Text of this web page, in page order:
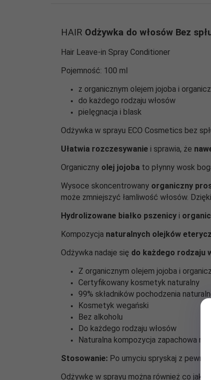
HAIR Odżywka do włosów Bez
Hair Leave-in Spray Conditioner
Pojemność: 100 ml
z organicznym olejem jojoba i
do każdego rodzaju włosów
pielęgnacja i blask
Odżywka w sprayu ECO Cosmetics bez
Ułatwia rozczesywanie i sprawia, że ​​
Organiczny olej jojoba to płynny wosk
Wysoce skoncentrowany organiczny
może zmniejszyć łamliwość włosów.
Hydrolizowane białko pszenicy i
Kompozycja naturalnych olejków
Odżywka nadaje się do każdego rodzaju
Z organicznym olejem jojoba i
Certyfikowany kosmetyk naturalny
99% składników pochodzenia
Kosmetyk wegański
Bez alkoholu
Do każdego rodzaju włosów
Naturalna kompozycja zapachowa
Stosowanie: Po umyciu spryskaj z
Odżywkę w sprayu można również co jakiś
1732890781-eco-odzywka-do-wlosow-